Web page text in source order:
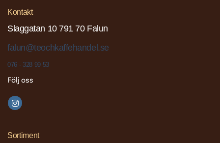
Kontakt
Slaggatan 10 791 70 Falun
falun@teochkaffehandel.se
076 - 328 99 53
Följ oss
Sortiment